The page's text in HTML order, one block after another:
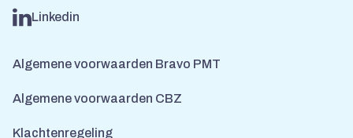
Linkedin
Algemene voorwaarden Bravo PMT
Algemene voorwaarden CBZ
Klachtenregeling